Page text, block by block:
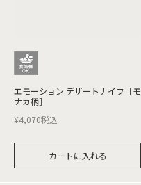
エモーション デザートナイフ［モ
ナカ柄］
¥4,070税込
カートに入れる